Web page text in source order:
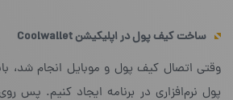
ساخت کیف پول در اپلیکیشنCoolwallet
وقتی اتصال کیف پول و موبایل انجام شد،